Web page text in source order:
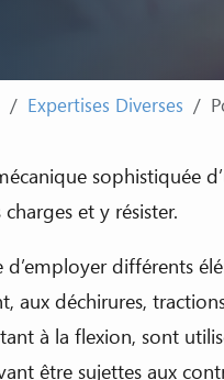
Expertises Diverses
sophistiquée
et y résister.
d’employer différents
aux déchirures,
à la flexion, sont
être sujettes aux